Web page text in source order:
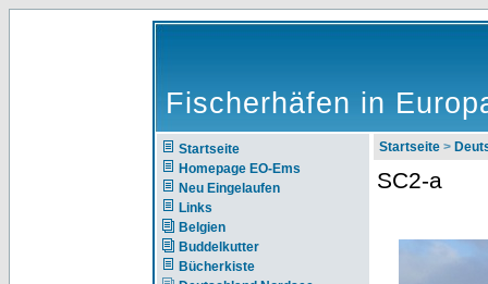
Fischerhäfen in
Startseite
Homepage EO-Ems
Neu Eingelaufen
Links
Belgien
Buddelkutter
Bücherkiste
Startseite >
SC2-a